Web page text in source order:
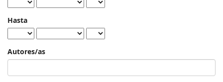
Hasta
Autores/as